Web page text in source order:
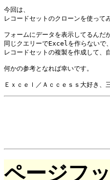
今回は、
レコードセットのクローンを使って
フォームにデータを表示してるんだ
同じクエリーでExcelを作らないで、
レコードセットの複製を作成して、
何かの参考となれば幸いです。
ページフ